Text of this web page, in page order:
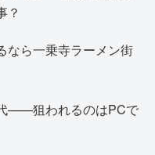
？
なら一乗寺ラーメン街
——狙われるのはPCで